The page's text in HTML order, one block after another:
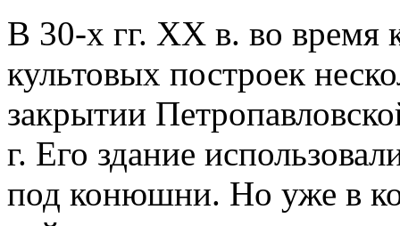
В 30-х гг. XX в. во время
культовых построек
закрытии
г. Его здание
под конюшни. Но уже в